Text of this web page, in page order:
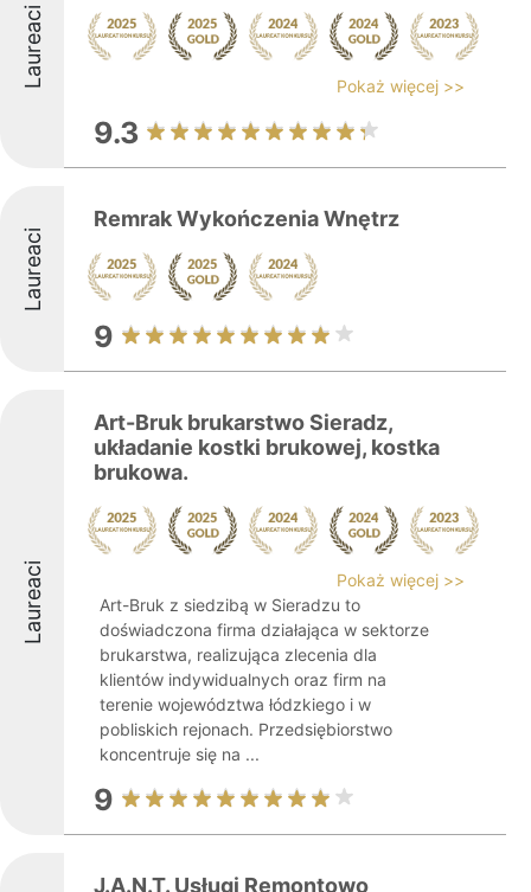
Laureaci Pokaż więcej >>
9.3
Laureaci
Remrak Wykończenia Wnętrz
9
Laureaci
Art-Bruk brukarstwo Sieradz,
układanie kostki brukowej, kostka
brukowa.
Pokaż więcej >>
Art-Bruk z siedzibą w Sieradzu to
doświadczona firma działająca w sektorze
brukarstwa, realizująca zlecenia dla
klientów indywidualnych oraz firm na
terenie województwa łódzkiego i w
pobliskich rejonach. Przedsiębiorstwo
koncentruje się na ...
9
J.A.N.T. Usługi Remontowo